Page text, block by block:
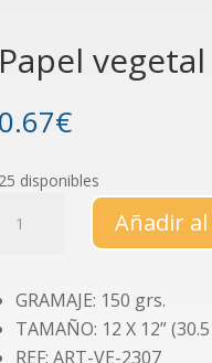
Papel
0.67€
25 disponibles
vegetal
Añadir
GRAMAJE: 150 grs.
TAMAÑO: 12 X 12”
REF: ART-VE-2307